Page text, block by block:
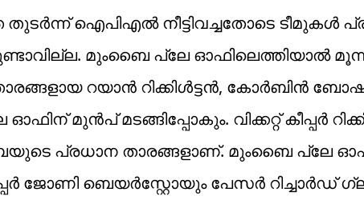
ഐപിഎൽ നീട്ടിവച്ചതോടെ ടീമുകൾ
മുംബൈ പ്ലേ ഓഫിലെത്തിയാൽ
താരങ്ങളായ റയാൻ റിക്കിൾട്ടൻ, കോർബിൻ
മുൻപ് മടങ്ങിപ്പോകും. വിക്കറ്റ് കീപ്പർ
പ്രധാന താരങ്ങളാണ്. മുംബൈ പ്ലേ
ജോണി ബെയർസ്റ്റോയും പേസർ റിച്ചാർഡ്